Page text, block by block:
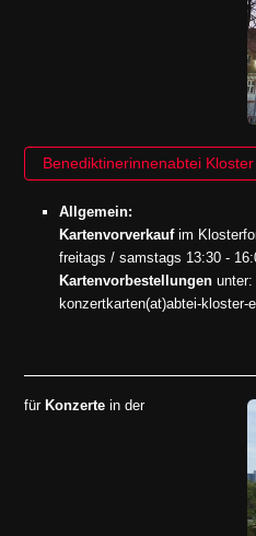
Benediktinerinnenabtei
Allgemein:
Kartenvorverkaufim
freitags / samstags 13:30 -
Kartenvorbestellungen unter:
konzertkarten(at)abtei-kloster-
für Konzerte in der